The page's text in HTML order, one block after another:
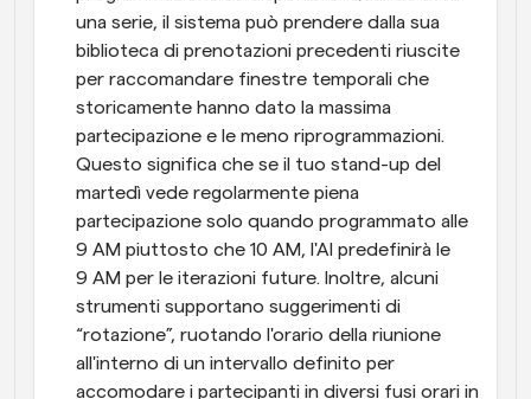
una serie, il sistema può prendere dalla sua
biblioteca di prenotazioni precedenti riuscite
per raccomandare finestre temporali che
storicamente hanno dato la massima
partecipazione e le meno riprogrammazioni.
Questo significa che se il tuo stand-up del
martedì vede regolarmente piena
partecipazione solo quando programmato alle
9 AM piuttosto che 10 AM, l'AI predefinirà le
9 AM per le iterazioni future. Inoltre, alcuni
strumenti supportano suggerimenti di
“rotazione”, ruotando l'orario della riunione
all'interno di un intervallo definito per
accomodare i partecipanti in diversi fusi orari in